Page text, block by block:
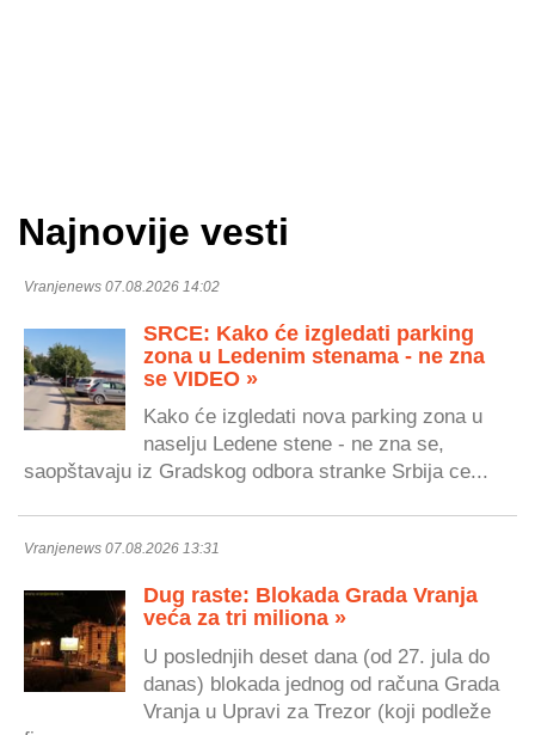
Najnovije vesti
Vranjenews 07.08.2026 14:02
SRCE: Kako će izgledati parking
zona u Ledenim stenama - ne zna
se VIDEO »
Kako će izgledati nova parking zona u
naselju Ledene stene - ne zna se,
saopštavaju iz Gradskog odbora stranke Srbija ce...
Vranjenews 07.08.2026 13:31
Dug raste: Blokada Grada Vranja
veća za tri miliona »
U poslednjih deset dana (od 27. jula do
danas) blokada jednog od računa Grada
Vranja u Upravi za Trezor (koji podleže